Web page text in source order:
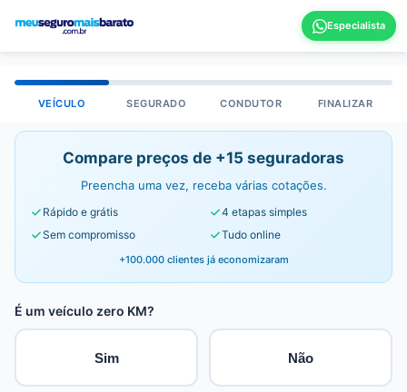
VEÍCULO SEGURADO CONDUTOR FINALIZAR
Compare preços de +15 seguradoras
Preencha uma vez, receba várias cotações.
Rápido e grátis
4 etapas simples
Sem compromisso
Tudo online
+100.000 clientes já economizaram
É um veículo zero KM?
Sim Não